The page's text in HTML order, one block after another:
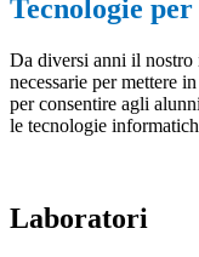
Tecnologie
Da diversi anni il nostro
necessarie per mettere
per consentire agli
le tecnologie
Laboratori